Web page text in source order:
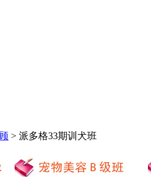
> 派多格33期训犬班